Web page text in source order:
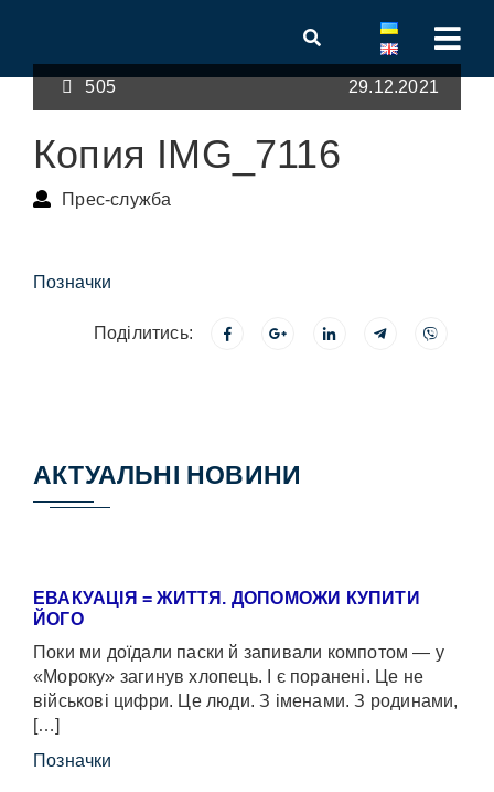
505 29.12.2021
Копия IMG_7116
Прес-служба
Позначки
Поділитись:
АКТУАЛЬНІ НОВИНИ
ЕВАКУАЦІЯ = ЖИТТЯ. ДОПОМОЖИ КУПИТИ
ЙОГО
Поки ми доїдали паски й запивали компотом — у
«Мороку» загинув хлопець. І є поранені. Це не
військові цифри. Це люди. З іменами. З родинами,
[…]
Позначки